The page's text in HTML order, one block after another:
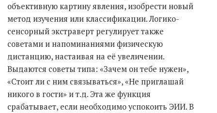
объективную картину явления, изобрести новый
метод изучения или классификации. Логико-
сенсорный экстраверт регулирует также
советами и напоминаниями физическую
дистанцию, настаивая на её увеличении.
Выдаются советы типа: «Зачем он тебе нужен»,
«Стоит ли с ним связываться», «Не приглашай
никого в гости» и т.д. Эта же функция
срабатывает, если необходимо успокоить ЭИИ. В